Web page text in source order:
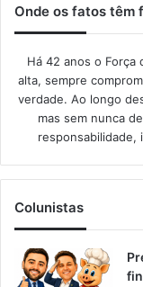
Onde os fatos têm
Há 42 anos o Força
alta, sempre
verdade. Ao longo
mas sem nunca
responsabilidade,
Colunistas